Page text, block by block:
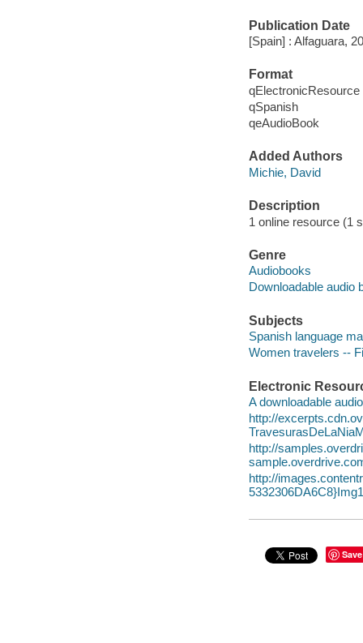
Publication Date
[Spain] : Alfaguara,
Format
qElectronicResource
qSpanish
qeAudioBook
Added Authors
Michie, David
Description
1 online resource (1
Genre
Audiobooks
Downloadable audio
Subjects
Spanish language
Women travelers --
Electronic
A downloadable
http://
http://
http://
Save